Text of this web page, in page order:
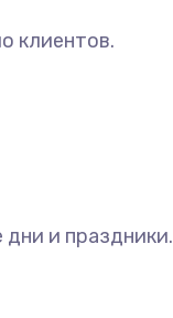
клиентов.
дни и праздники.